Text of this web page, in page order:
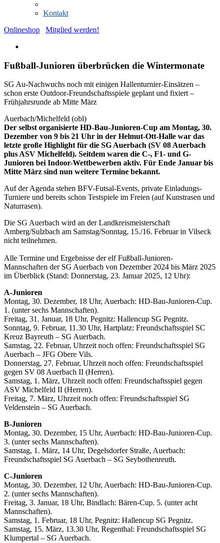
Kontakt
Onlineshop
Mitglied werden!
Fußball-Junioren überbrücken die Wintermonate
SG Au-Nachwuchs noch mit einigen Hallenturnier-Einsätzen –
schon erste Outdoor-Freundschaftsspiele geplant und fixiert –
Frühjahrsrunde ab Mitte März
Auerbach/Michelfeld (obl)
Der selbst organisierte HD-Bau-Junioren-Cup am Montag, 30.
Dezember von 9 bis 21 Uhr in der Helmut-Ott-Halle war das
letzte große Highlight für die SG Auerbach (SV 08 Auerbach
plus ASV Michelfeld). Seitdem waren die C-, F1- und G-
Junioren bei Indoor-Wettbewerben aktiv. Für Ende Januar bis
Mitte März sind nun weitere Termine bekannt.
Auf der Agenda stehen BFV-Futsal-Events, private Einladungs-
Turniere und bereits schon Testspiele im Freien (auf Kunstrasen und
Naturrasen).
Die SG Auerbach wird an der Landkreismeisterschaft
Amberg/Sulzbach am Samstag/Sonntag, 15./16. Februar in Vilseck
nicht teilnehmen.
Alle Termine und Ergebnisse der elf Fußball-Junioren-
Mannschaften der SG Auerbach von Dezember 2024 bis März 2025
im Überblick (Stand: Donnerstag, 23. Januar 2025, 12 Uhr):
A-Junioren
Montag, 30. Dezember, 18 Uhr, Auerbach: HD-Bau-Junioren-Cup.
1. (unter sechs Mannschaften).
Freitag, 31. Januar, 18 Uhr, Pegnitz: Hallencup SG Pegnitz.
Sonntag, 9. Februar, 11.30 Uhr, Hartplatz: Freundschaftsspiel SC
Kreuz Bayreuth – SG Auerbach.
Samstag, 22. Februar, Uhrzeit noch offen: Freundschaftsspiel SG
Auerbach – JFG Obere Vils.
Donnerstag, 27. Februar, Uhrzeit noch offen: Freundschaftsspiel
gegen SV 08 Auerbach II (Herren).
Samstag, 1. März, Uhrzeit noch offen: Freundschaftsspiel gegen
ASV Michelfeld II (Herren).
Freitag, 7. März, Uhrzeit noch offen: Freundschaftsspiel SG
Veldenstein – SG Auerbach.
B-Junioren
Montag, 30. Dezember, 15 Uhr, Auerbach: HD-Bau-Junioren-Cup.
3. (unter sechs Mannschaften).
Samstag, 1. März, 14 Uhr, Degelsdorfer Straße, Auerbach:
Freundschaftsspiel SG Auerbach – SG Seybothenreuth.
C-Junioren
Montag, 30. Dezember, 12 Uhr, Auerbach: HD-Bau-Junioren-Cup.
2. (unter sechs Mannschaften).
Freitag, 3. Januar, 18 Uhr, Bindlach: Bären-Cup. 5. (unter acht
Mannschaften).
Samstag, 1. Februar, 18 Uhr, Pegnitz: Hallencup SG Pegnitz.
Samstag, 15. März, 13.30 Uhr, Regenthal: Freundschaftsspiel SG
Klumpertal – SG Auerbach.